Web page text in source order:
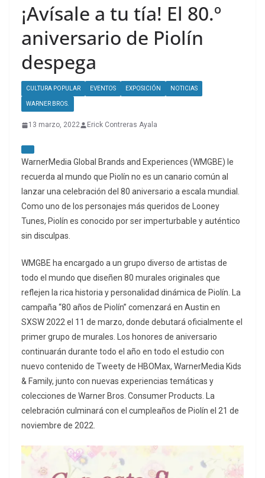
¡Avísale a tu tía! El 80.º
aniversario de Piolín
despega
CULTURA POPULAR EVENTOS EXPOSICIÓN NOTICIAS
WARNER BROS.
13 marzo, 2022 Erick Contreras Ayala
WarnerMedia Global Brands and Experiences (WMGBE) le
recuerda al mundo que Piolín no es un canario común al
lanzar una celebración del 80 aniversario a escala mundial.
Como uno de los personajes más queridos de Looney
Tunes, Piolín es conocido por ser imperturbable y auténtico
sin disculpas.
WMGBE ha encargado a un grupo diverso de artistas de
todo el mundo que diseñen 80 murales originales que
reflejen la rica historia y personalidad dinámica de Piolín. La
campaña “80 años de Piolín” comenzará en Austin en
SXSW 2022 el 11 de marzo, donde debutará oficialmente el
primer grupo de murales. Los honores de aniversario
continuarán durante todo el año en todo el estudio con
nuevo contenido de Tweety de HBOMax, WarnerMedia Kids
& Family, junto con nuevas experiencias temáticas y
colecciones de Warner Bros. Consumer Products. La
celebración culminará con el cumpleaños de Piolín el 21 de
noviembre de 2022.